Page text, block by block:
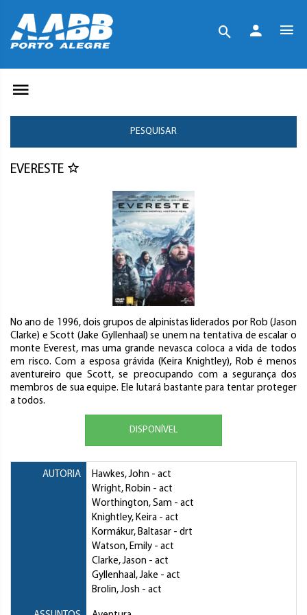
PESQUISAR
EVERESTE
No ano de 1996, dois grupos de alpinistas liderados por Rob (Jason
Clarke) e Scott (Jake Gyllenhaal) se unem na tentativa de escalar o
monte Everest, mas uma grande nevasca coloca a vida de todos
em risco. Com a esposa grávida (Keira Knightley), Rob é menos
aventureiro que Scott, se preocupando com a segurança dos
membros de sua equipe. Ele lutará bastante para tentar proteger
a todos.
DISPONÍVEL
AUTORIA Hawkes, John - act
Wright, Robin - act
Worthington, Sam - act
Knightley, Keira - act
Kormákur, Baltasar - drt
Watson, Emily - act
Clarke, Jason - act
Gyllenhaal, Jake - act
Brolin, Josh - act